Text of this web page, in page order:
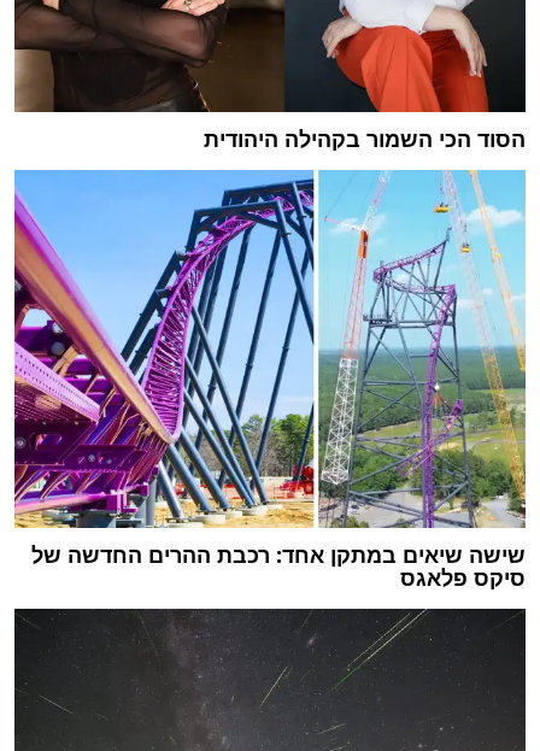
הסוד הכי השמור בקהילה היהודית
שישה שיאים במתקן אחד: רכבת ההרים החדשה של
סיקס פלאגס